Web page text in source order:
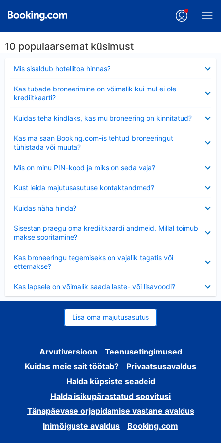
10 populaarsemat küsimust
Mis sisaldub hotellitoa hinnas?
Kas tubade broneerimine on võimalik kui mul ei ole
krediitkaarti?
Kuidas teha kindlaks, kas mu broneering on kinnitatud?
Kas ma saan Booking.com-is tehtud broneeringut
tühistada või muuta?
Mis on minu PIN-kood ja miks on seda vaja?
Kust leida majutusasutuse kontaktandmed?
Kuidas näha hinda?
Sisestan praegu oma krediitkaardi andmeid. Millal toimub
makse sooritamine?
Kas broneeringu tegemiseks on vajalik tagatis või
ettemakse?
Kas lapsele on võimalik saada laste- või lisavoodi?
Lisa oma majutusasutus
Arvutiversioon
Teenusetingimused
Kuidas meie sait töötab?
Privaatsusavaldus
Halda küpsiste seadeid
Halda isikupärastatud soovitusi
Tänapäevase orjapidamise vastane avaldus
Inimõiguste avaldus
Booking.com